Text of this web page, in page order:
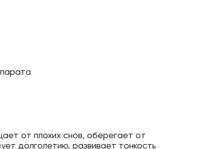
от плохих снов, оберегает от
долголетию, развивает тонкость